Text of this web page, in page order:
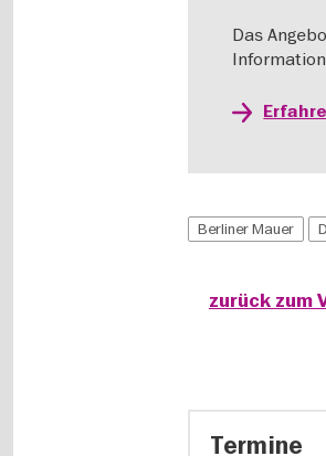
Das
Berliner Mauer
zurück zum
Termine